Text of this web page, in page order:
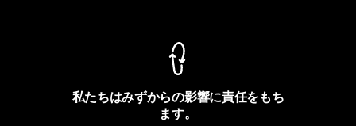
私たちはみずからの影響に責任をもち
ます。